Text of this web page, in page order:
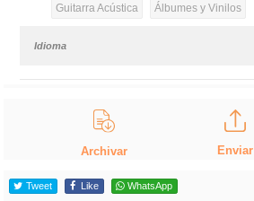
Guitarra Acústica Álbumes y Vinilos
Idioma
Archivar Enviar
Tweet Like WhatsApp